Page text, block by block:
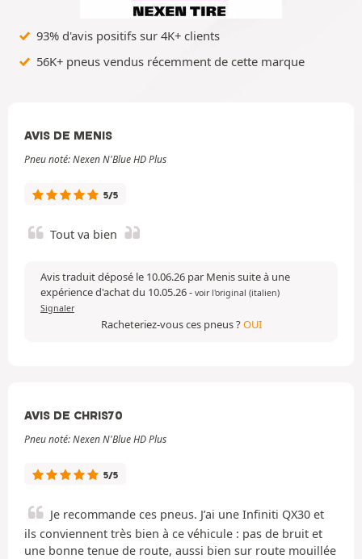
93% d'avis positifs sur 4K+ clients
56K+ pneus vendus récemment de cette marque
AVIS DE MENIS
Pneu noté: Nexen N'Blue HD Plus
5/5
Tout va bien
Avis traduit déposé le 10.06.26 par Menis suite à une
expérience d'achat du 10.05.26- voir l'original (italien)
Signaler
Racheteriez-vous ces pneus ?OUI
AVIS DE CHRIS70
Pneu noté: Nexen N'Blue HD Plus
5/5
Je recommande ces pneus. J’ai une Infiniti QX30 et
ils conviennent très bien à ce véhicule : pas de bruit et
une bonne tenue de route, aussi bien sur route mouillée